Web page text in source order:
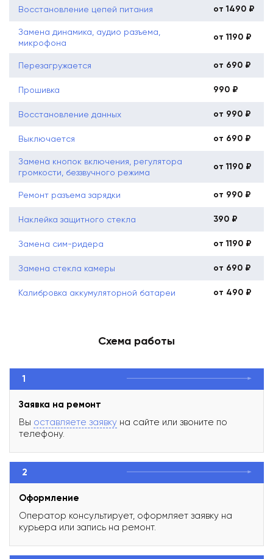
Восстановление цепей питания от 1490 ₽
Замена динамика, аудио разъема,
микрофона
от 1190 ₽
Перезагружается от 690 ₽
Прошивка 990 ₽
Восстановление данных от 990 ₽
Выключается от 690 ₽
Замена кнопок включения, регулятора
громкости, беззвучного режима
от 1190 ₽
Ремонт разъема зарядки от 990 ₽
Наклейка защитного стекла 390 ₽
Замена сим-ридера от 1190 ₽
Замена стекла камеры от 690 ₽
Калибровка аккумуляторной батареи от 490 ₽
Схема работы
1
Заявка на ремонт
Вы оставляете заявку на сайте или звоните по
телефону.
2
Оформление
Оператор консультирует, оформляет заявку на
курьера или запись на ремонт.